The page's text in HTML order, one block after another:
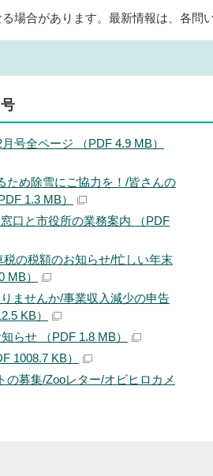
場合があります。最新情報は、各問
号全ページ （PDF 4.9 MB）
め除雪にご協力を！/皆さんの
1.3 MB）
口と市役所の業務案内 （PDF
の税額のお知らせ/忙しい年末
MB）
ませんか/事業収入減少の申告
KB）
らせ （PDF 1.8 MB）
1008.7 KB）
募集/Zooレター/オビヒロカメ